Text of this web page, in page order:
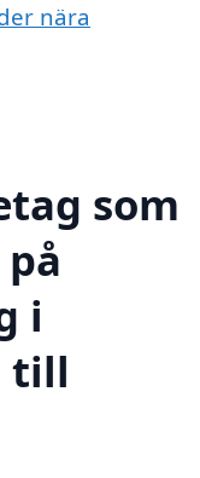
nära
som
i
till